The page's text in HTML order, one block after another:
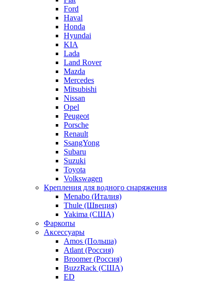
Ford
Haval
Honda
Hyundai
KIA
Lada
Land Rover
Mazda
Mercedes
Mitsubishi
Nissan
Opel
Peugeot
Porsche
Renault
SsangYong
Subaru
Suzuki
Toyota
Volkswagen
Крепления для водного снаряжения
Menabo (Италия)
Thule (Швеция)
Yakima (США)
Фаркопы
Аксессуары
Amos (Польша)
Atlant (Россия)
Broomer (Россия)
BuzzRack (США)
ED